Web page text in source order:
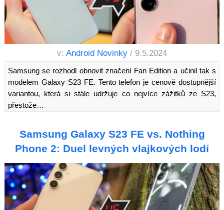
v: Android Novinky / 9.5.2024
Samsung se rozhodl obnovit značení Fan Edition a učinil tak s
modelem Galaxy S23 FE. Tento telefon je cenově dostupnější
variantou, která si stále udržuje co nejvíce zážitků ze S23,
přestože…
Samsung Galaxy S23 FE vs. Nothing
Phone 2: Duel levných vlajkových lodí